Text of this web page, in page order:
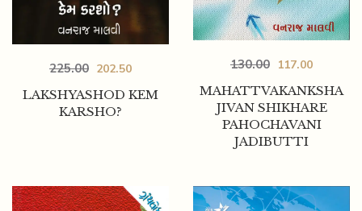
LAKSHYASHOD KEM
KARSHO?
225.00 202.50
MAHATTVAKANKSHA
JIVAN SHIKHARE
PAHOCHAVANI
JADIBUTTI
130.00 117.00